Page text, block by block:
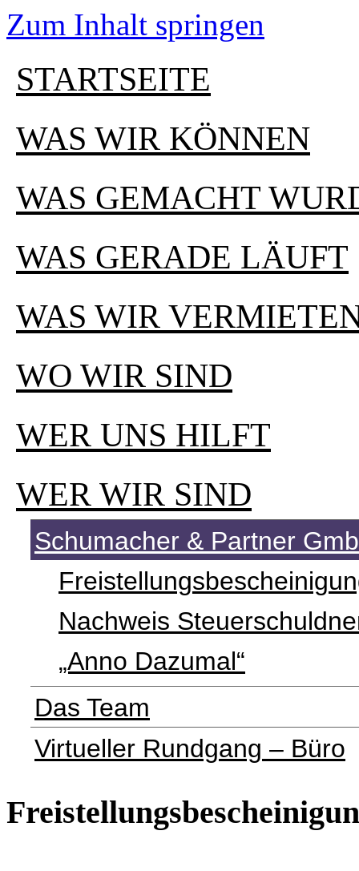
Zum Inhalt springen
STARTSEITE
WAS WIR KÖNNEN
WAS GEMACHT
WAS GERADE LÄUFT
WAS WIR
WO WIR SIND
WER UNS HILFT
WER WIR SIND
Schumacher & Partner
Nachweis
„Anno Dazumal“
Das Team
Virtueller Rundgang – Büro